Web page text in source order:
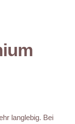
langlebig. Bei